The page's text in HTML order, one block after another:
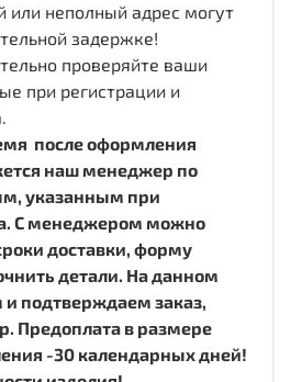
или неполный адрес могут
задержке!
проверяйте ваши
при регистрации и
после оформления
наш менеджер по
указанным при
С менеджером можно
доставки, форму
детали. На данном
подтверждаем заказ,
Предоплата в размере
-30 календарных дней!